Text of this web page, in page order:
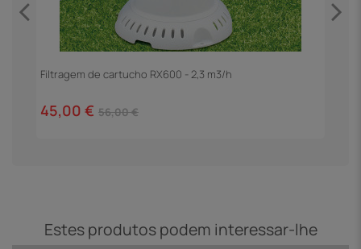
Filtragem de cartucho RX600 - 2,3 m3/h
45,00 € 56,00 €
Estes produtos podem interessar-lhe